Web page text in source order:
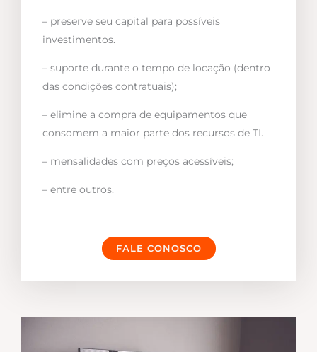
– preserve seu capital para possíveis
investimentos.
– suporte durante o tempo de locação (dentro
das condições contratuais);
– elimine a compra de equipamentos que
consomem a maior parte dos recursos de TI.
– mensalidades com preços acessíveis;
– entre outros.
FALE CONOSCO